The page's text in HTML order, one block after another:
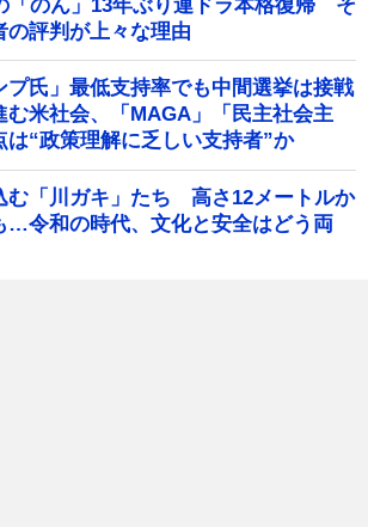
「のん」13年ぶり連ドラ本格復帰 そ
の評判が上々な理由
プ氏」最低支持率でも中間選挙は接戦
米社会、「MAGA」「民主社会主
は“政策理解に乏しい支持者”か
む「川ガキ」たち 高さ12メートルか
…令和の時代、文化と安全はどう両